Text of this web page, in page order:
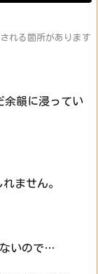
れる箇所があります
余韻に浸ってい
ません。
ないので…